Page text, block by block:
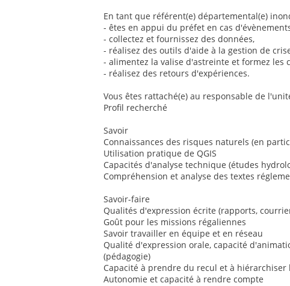
En tant que référent(e) départemental(e)
- êtes en appui du préfet en cas
- collectez et fournissez des données,
- réalisez des outils d'aide à la gestion de
- alimentez la valise d'astreinte et formez les
- réalisez des retours d'expériences.
Vous êtes rattaché(e) au responsable de
Profil recherché
Savoir
Connaissances des risques naturels (en
Utilisation pratique de QGIS
Capacités d'analyse technique (études
Compréhension et analyse des textes
Savoir-faire
Qualités d'expression écrite (rapports,
Goût pour les missions régaliennes
Savoir travailler en équipe et en réseau
Qualité d'expression orale, capacité
(pédagogie)
Capacité à prendre du recul et à hiérarchiser
Autonomie et capacité à rendre compte